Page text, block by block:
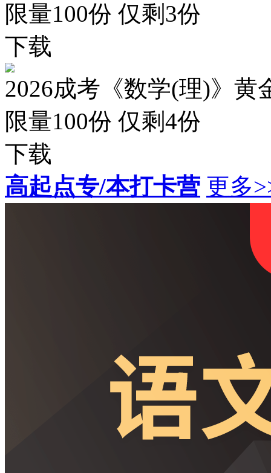
限量100份 仅剩 3份
下载
2026成考《数学(理)》黄
限量100份 仅剩4份
下载
高起点专/本打卡营 更多